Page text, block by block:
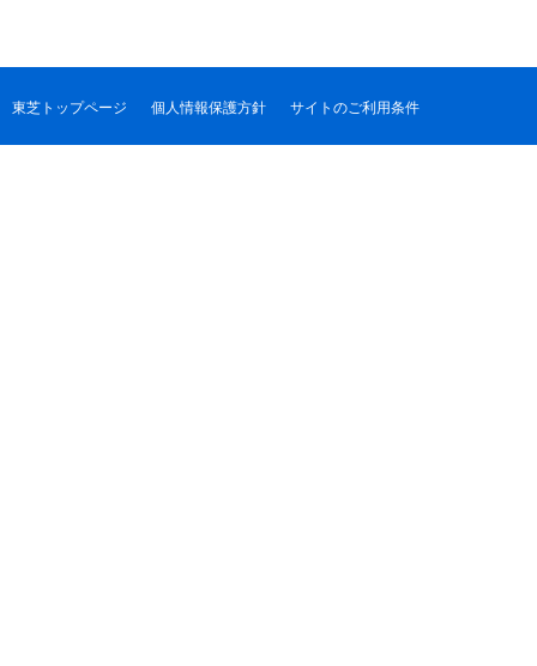
東芝トップページ 個人情報保護方針 サイトのご利用条件